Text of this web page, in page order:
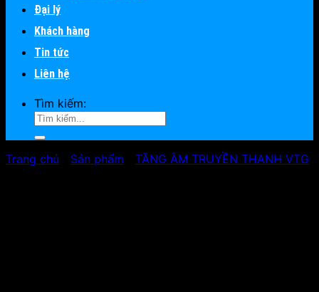
Đại lý
Khách hàng
Tin tức
Liên hệ
Tìm kiếm:
Trang chủ Sản phẩm TĂNG ÂM TRUYỀN THANH VTG